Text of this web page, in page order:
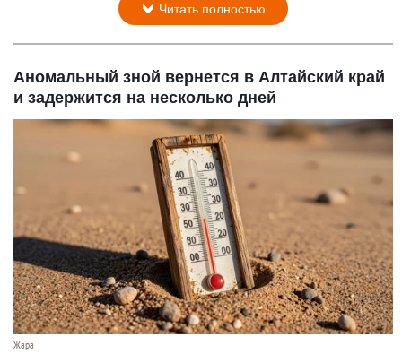
Читать полностью
Аномальный зной вернется в Алтайский край
и задержится на несколько дней
Жара